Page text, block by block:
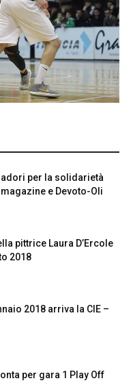
per la solidarietà
e Devoto-Oli
pittrice Laura D’Ercole
2018
2018 arriva la CIE –
per gara 1 Play Off